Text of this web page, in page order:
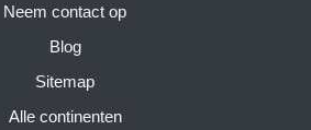
Neem contact op
Blog
Sitemap
Alle continenten